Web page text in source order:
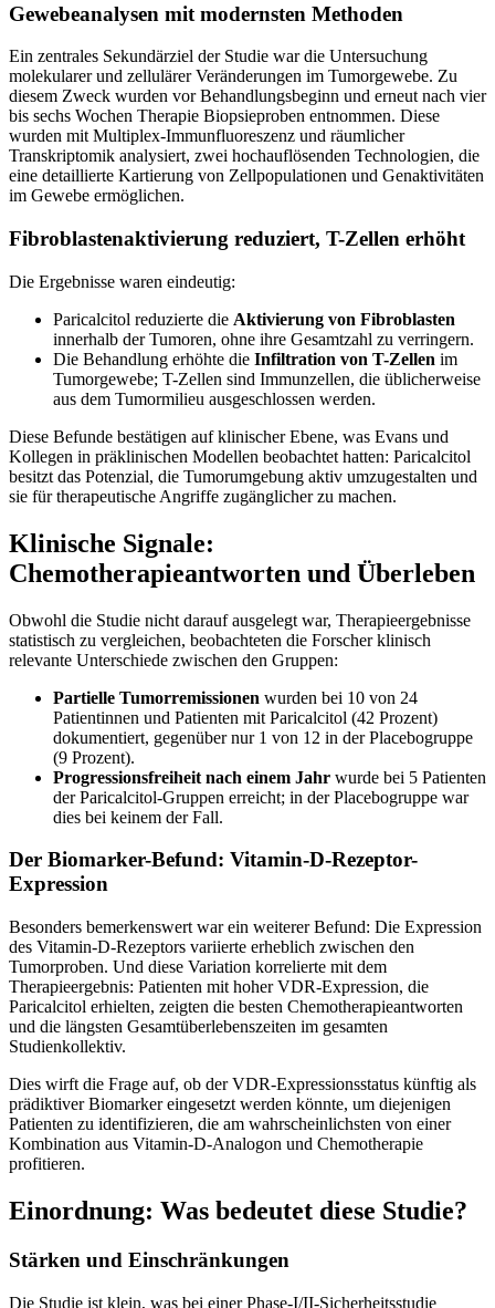
Gewebeanalysen mit modernsten Methoden
Ein zentrales Sekundärziel der Studie war die Untersuchung
molekularer und zellulärer Veränderungen im Tumorgewebe. Zu
diesem Zweck wurden vor Behandlungsbeginn und erneut nach vier
bis sechs Wochen Therapie Biopsieproben entnommen. Diese
wurden mit Multiplex-Immunfluoreszenz und räumlicher
Transkriptomik analysiert, zwei hochauflösenden Technologien, die
eine detaillierte Kartierung von Zellpopulationen und Genaktivitäten
im Gewebe ermöglichen.
Fibroblastenaktivierung reduziert, T-Zellen erhöht
Die Ergebnisse waren eindeutig:
Paricalcitol reduzierte die Aktivierung von Fibroblasten
innerhalb der Tumoren, ohne ihre Gesamtzahl zu verringern.
Die Behandlung erhöhte die Infiltration von T-Zellen im
Tumorgewebe; T-Zellen sind Immunzellen, die üblicherweise
aus dem Tumormilieu ausgeschlossen werden.
Diese Befunde bestätigen auf klinischer Ebene, was Evans und
Kollegen in präklinischen Modellen beobachtet hatten: Paricalcitol
besitzt das Potenzial, die Tumorumgebung aktiv umzugestalten und
sie für therapeutische Angriffe zugänglicher zu machen.
Klinische Signale:
Chemotherapieantworten und Überleben
Obwohl die Studie nicht darauf ausgelegt war, Therapieergebnisse
statistisch zu vergleichen, beobachteten die Forscher klinisch
relevante Unterschiede zwischen den Gruppen:
Partielle Tumorremissionen wurden bei 10 von 24
Patientinnen und Patienten mit Paricalcitol (42 Prozent)
dokumentiert, gegenüber nur 1 von 12 in der Placebogruppe
(9 Prozent).
Progressionsfreiheit nach einem Jahr wurde bei 5 Patienten
der Paricalcitol-Gruppen erreicht; in der Placebogruppe war
dies bei keinem der Fall.
Der Biomarker-Befund: Vitamin-D-Rezeptor-
Expression
Besonders bemerkenswert war ein weiterer Befund: Die Expression
des Vitamin-D-Rezeptors variierte erheblich zwischen den
Tumorproben. Und diese Variation korrelierte mit dem
Therapieergebnis: Patienten mit hoher VDR-Expression, die
Paricalcitol erhielten, zeigten die besten Chemotherapieantworten
und die längsten Gesamtüberlebenszeiten im gesamten
Studienkollektiv.
Dies wirft die Frage auf, ob der VDR-Expressionsstatus künftig als
prädiktiver Biomarker eingesetzt werden könnte, um diejenigen
Patienten zu identifizieren, die am wahrscheinlichsten von einer
Kombination aus Vitamin-D-Analogon und Chemotherapie
profitieren.
Einordnung: Was bedeutet diese Studie?
Stärken und Einschränkungen
Die Studie ist klein, was bei einer Phase-I/II-Sicherheitsstudie